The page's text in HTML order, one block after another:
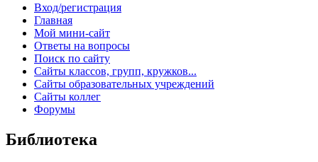
Вход/регистрация
Главная
Мой мини-сайт
Ответы на вопросы
Поиск по сайту
Сайты классов, групп, кружков...
Сайты образовательных учреждений
Сайты коллег
Форумы
Библиотека